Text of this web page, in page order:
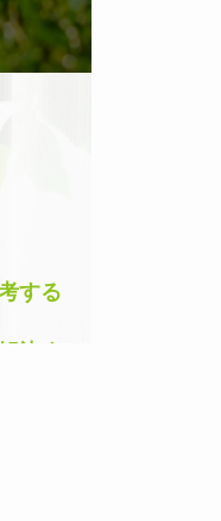
する
解決す